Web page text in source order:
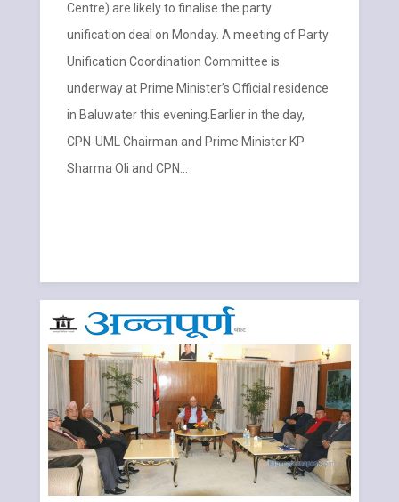
Centre) are likely to finalise the party
unification deal on Monday. A meeting of Party
Unification Coordination Committee is
underway at Prime Minister’s Official residence
in Baluwater this evening.Earlier in the day,
CPN-UML Chairman and Prime Minister KP
Sharma Oli and CPN…